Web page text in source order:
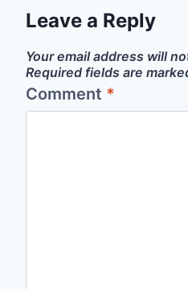
Leave a Reply
Your email address will
Required fields are
Comment *